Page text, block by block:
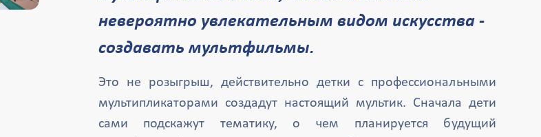
невероятно увлекательным видом искусства -
создавать мультфильмы.
Это не розыгрыш, действительно детки с профессиональными
мультипликаторами создадут настоящий мультик. Сначала дети
сами подскажут тематику, о чем планируется будущий